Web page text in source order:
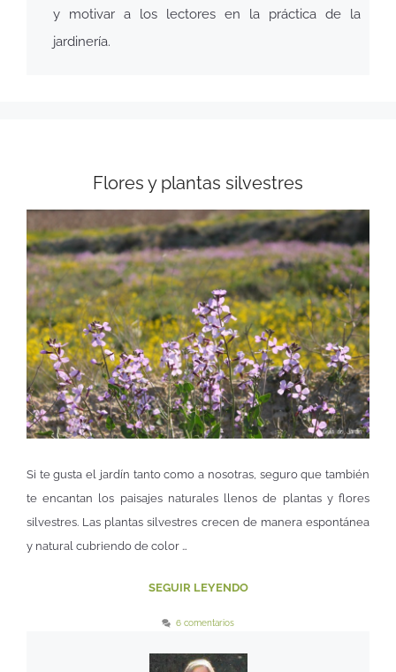
y motivar a los lectores en la práctica de la
jardinería.
Flores y plantas silvestres
Si te gusta el jardín tanto como a nosotras, seguro que también
te encantan los paisajes naturales llenos de plantas y flores
silvestres. Las plantas silvestres crecen de manera espontánea
y natural cubriendo de color …
SEGUIR LEYENDO
6 comentarios